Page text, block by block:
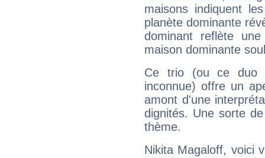
maisons indiquent
planète dominante
dominant reflète
maison dominante
Ce trio (ou ce duo
inconnue) offre un
amont d'une
dignités. Une sorte
thème.
Nikita Magaloff, voici